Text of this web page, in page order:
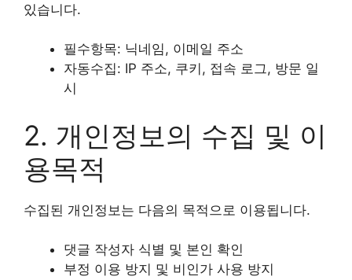
있습니다.
필수항목: 닉네임, 이메일 주소
자동수집: IP 주소, 쿠키, 접속 로그, 방문 일
시
2. 개인정보의 수집 및 이
용목적
수집된 개인정보는 다음의 목적으로 이용됩니다.
댓글 작성자 식별 및 본인 확인
부정 이용 방지 및 비인가 사용 방지